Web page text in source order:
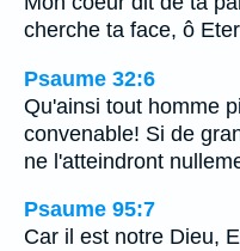
cherche ta face, ô
Psaume 32:6
Qu'ainsi tout homme
convenable! Si de
ne l'atteindront
Psaume 95:7
Car il est notre Dieu,